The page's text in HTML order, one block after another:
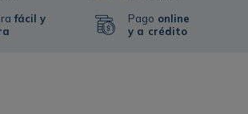
fácil y
Pago online
y a crédito